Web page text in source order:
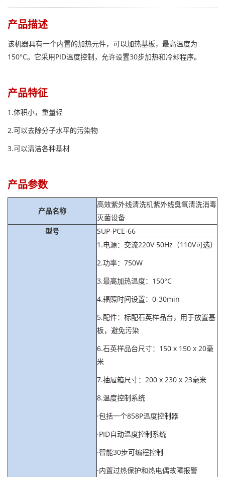
产品描述
该机器具有一个内置的加热元件，可以加热基板，最高温度为
150°C。它采用PID温度控制，允许设置30步加热和冷却程序。
产品特征
1.体积小，重量轻
2.可以去除分子水平的污染物
3.可以清洁各种基材
产品参数
产品名称
高效紫外线清洗机紫外线臭氧清洗消毒
灭菌设备
型号
SUP-PCE-66
1.电源：交流220V 50Hz（110V可选）
2.功率：750W
3.最高加热温度：150°C
4.辐照时间设置：0-30min
5.配件：标配石英样品台，用于放置基
板，避免污染
6.石英样品台尺寸：150 x 150 x 20毫
米
7.抽屉箱尺寸：200 x 230 x 23毫米
8.温度控制系统
·包括一个858P温度控制器
·PID自动温度控制系统
·智能30步可编程控制
·内置过热保护和热电偶故障报警